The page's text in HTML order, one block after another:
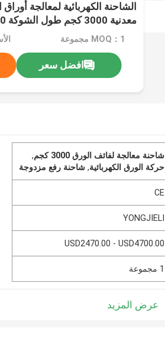
الشاحنة الكهربائية لمعالجة
معدنية 3000 كجم طول الشوكة 1000 مم
MOQ：1 مجموعة
افضل سعر
شاحنة معالجة لفائف الورق 3000 كجم
,
حركة الورق الكهربائية,شاحنة رفع مزدوجة
CE
YONGJIELI
USD2470.00 - USD4700.00
1 مجموعة
عرض المزيد